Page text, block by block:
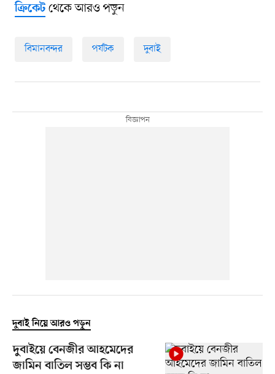
ক্রিকেটথেকে আরও পড়ুন
বিমানবন্দর পর্যটক দুবাই
দুবাই নিয়ে আরও পড়ুন
দুবাইয়ে বেনজীর আহমেদের
জামিন বাতিল সম্ভব কি না